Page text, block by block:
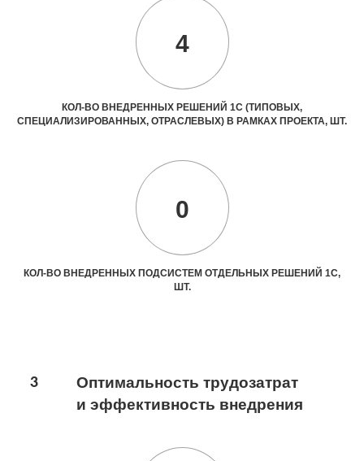
4
КОЛ-ВО ВНЕДРЕННЫХ РЕШЕНИЙ 1С (ТИПОВЫХ,
СПЕЦИАЛИЗИРОВАННЫХ, ОТРАСЛЕВЫХ) В РАМКАХ ПРОЕКТА, ШТ.
0
КОЛ-ВО ВНЕДРЕННЫХ ПОДСИСТЕМ ОТДЕЛЬНЫХ РЕШЕНИЙ 1С,
ШТ.
3
Оптимальность трудозатрат
и эффективность внедрения